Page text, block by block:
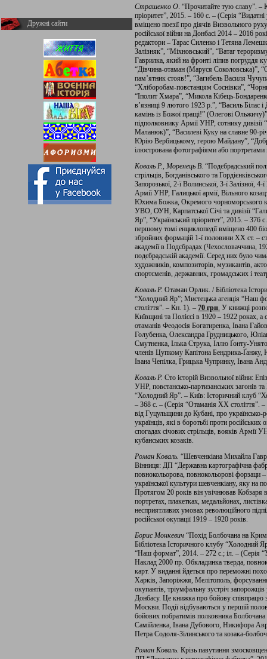
Дружні сайти
Страшенко О. “Прочитайте тую славу”. –
пріоритет”, 2015. – 160 с. – (Серія
вміщено поезії про діячів Визвольного
російської війни на Донбасі 2014 – 2016
редактори – Тарас Силенко і Тетяна
Залізняк”, “Міхновський”, “Ватаг
Гаврилка, який на фронті ліпив погруддя
“Дівчина-отаман (Маруся Соколовська)”,
пам’ятник стояв!”, “Загибель Василя
“Хліборобам-повстанцям Соснівки”,
“Іполит Хмара”, “Микола Кібець-
в’язниці 9 лютого 1923 р.”, “Василь
камінь із Божої пращі!” (Олегові
підполковнику Армії УНР, сотнику дивізії
Маланюк)”, “Василеві Куку на славне 90-
Юрію Вербицькому, герою Майдану”,
ілюстрована фотографіями або портретами
Коваль Р., Моренець В. “Подєбрадський
стрільців, Богданівського та
Запорозької, 2-ї Волинської, 3-ї Залізної, 4-
Армії УНР, Галицької армії, Вільного
Юхима Божка, Окремого чорноморського
УВО, ОУН, Карпатської Січі та дивізії
Яр”, “Український пріоритет”, 2015. – 376
першому томі енциклопедії вміщено 400
збройних формацій 1-ї половини ХХ ст. –
академії в Подєбрадах (Чехословаччина,
подєбрадській академії. Серед них було
художників, композиторів, музикантів,
спортсменів, державних, громадських і
Коваль Р. Отаман Орлик. / Бібліотека
“Холодний Яр”; Мистецька агенція “Наш
століття”. – Кн. 1). – 70 грн. У книжці
Київщині та Поліссі в 1920 – 1922 роках,
отаманів Феодосія Богатиренка, Івана
Голубенка, Олександра Грудницького,
Смутненка, Ілька Струка, Іллю Ґонту-
членів Цупкому Капітона Бендрика-
Івана Чепілка, Грицька Чупринку, Івана
Коваль Р. Сто історій Визвольної війни:
УНР, повстансько-партизанських загонів та
“Холодний Яр”. – Київ: Історичний клуб
– 368 с. – (Серія “Отаманія ХХ століття”.
від Гуцульщини до Кубані, про українсько-
українців, які в боротьбі проти
спогадах січових стрільців, вояків Армії
кубанських козаків.
Роман Коваль. “Шевченкіана Михайла
Вінниця: ДП “Державна картографічна
повнокольорова, повнокольорові форзаци –
української культури шевченкіану, яку
Протягом 20 років він увічнював Кобзаря
портретах, плакетках, медальйонах,
несприятливих умовах революційного
російської окупації 1919 – 1920 років.
Борис Монкевич “Похід Болбочана на
Бібліотека Історичного клубу “Холодний
“Наш формат”, 2014. – 272 с.; іл. – (Серія
Наклад 2000 пр. Обкладинка тверда,
карт. У виданні йдеться про переможні
Харків, Запоріжжя, Мелітополь,
окупантів, тріумфальну зустріч
Донбасу. Це книжка про бойову співпрацю
Москви. Події відбуваються у першій
бойових побратимів полковника
Самійленка, Івана Дубового, Никифора
Петра Содоля-Зілинського та козака-
Роман Коваль. Крізь павутиння